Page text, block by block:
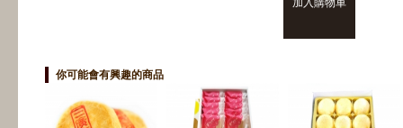
你可能會有興趣的商品